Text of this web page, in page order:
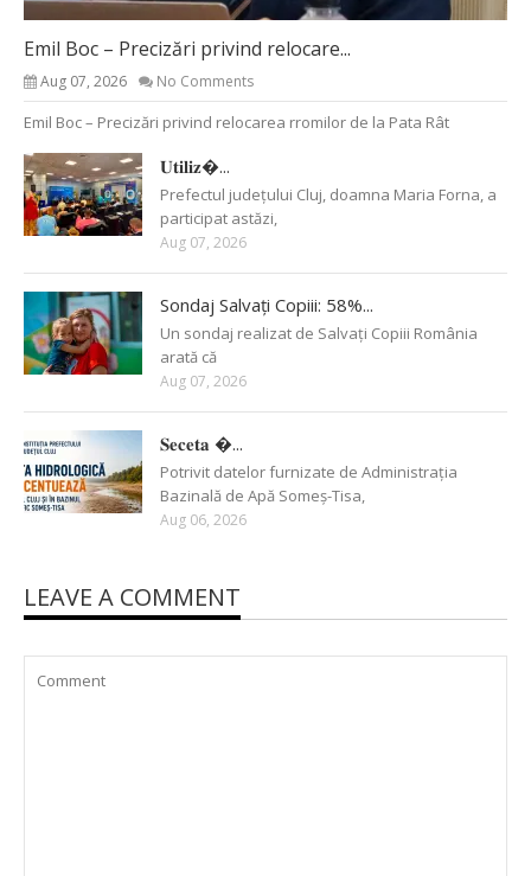
Emil Boc – Precizări privind relocare...
Aug 07, 2026 No Comments
Emil Boc – Precizări privind relocarea rromilor de la Pata Rât
𝐔𝐭𝐢𝐥𝐢𝐳�...
Prefectul județului Cluj, doamna Maria Forna, a
participat astăzi,
Aug 07, 2026
Sondaj Salvați Copiii: 58%...
Un sondaj realizat de Salvați Copiii România
arată că
Aug 07, 2026
𝐒𝐞𝐜𝐞𝐭𝐚 �...
Potrivit datelor furnizate de Administrația
Bazinală de Apă Someș-Tisa,
Aug 06, 2026
LEAVE A COMMENT